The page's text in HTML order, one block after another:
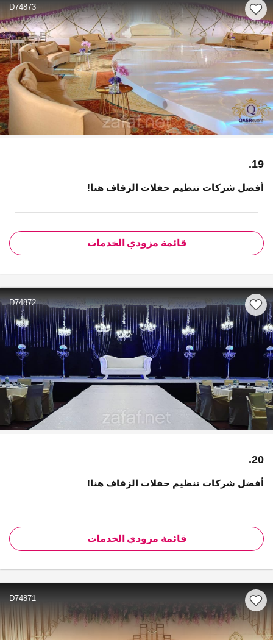
D74873
19.
أفضل شركات تنظيم حفلات الزفاف هنا!
قائمة مزودي الخدمات
D74872
20.
أفضل شركات تنظيم حفلات الزفاف هنا!
قائمة مزودي الخدمات
D74871